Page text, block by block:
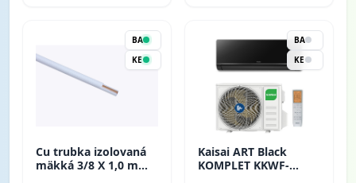
BA
KE
Cu trubka izolovaná
mäkká 3/8 X 1,0 mm
BA
KE
Kaisai ART Black
KOMPLET KKWF-